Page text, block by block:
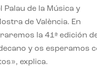
Palau de la Música y
de València. En
la 41ª edición
y os esperamos
explica.